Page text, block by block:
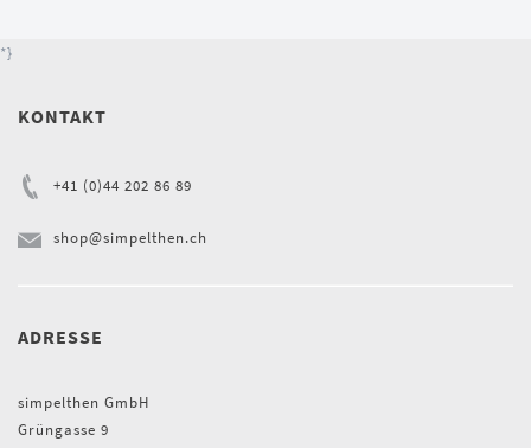
*}
KONTAKT
+41 (0)44 202 86 89
shop@simpelthen.ch
ADRESSE
simpelthen GmbH
Grüngasse 9